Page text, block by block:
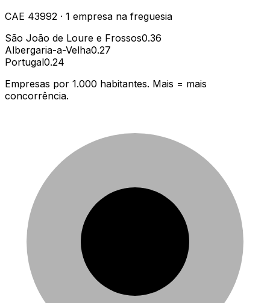
CAE 43992 · 1 empresa na freguesia
São João de Loure e Frossos0.36
Albergaria-a-Velha0.27
Portugal0.24
Empresas por 1.000 habitantes. Mais = mais
concorrência.